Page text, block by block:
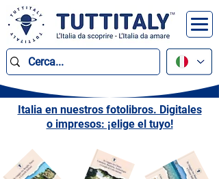
Italia en nuestros fotolibros. Digitales
o impresos: ¡elige el tuyo!